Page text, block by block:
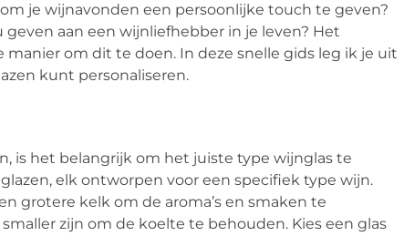
je wijnavonden een persoonlijke touch te geven?
aan een wijnliefhebber in je leven? Het
om dit te doen. In deze snelle gids leg ik je uit
kunt personaliseren.
is het belangrijk om het juiste type wijnglas te
elk ontworpen voor een specifiek type wijn.
grotere kelk om de aroma’s en smaken te
zijn om de koelte te behouden. Kies een glas